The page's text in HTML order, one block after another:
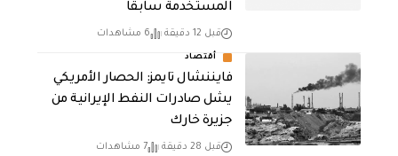
المستخدمة سابقاً
قبل 12 دقيقة 6 مشاهدات
أقتصاد
فايننشال تايمز: الحصار الأمريكي
يشل صادرات النفط الإيرانية من
جزيرة خارك
قبل 28 دقيقة 7 مشاهدات